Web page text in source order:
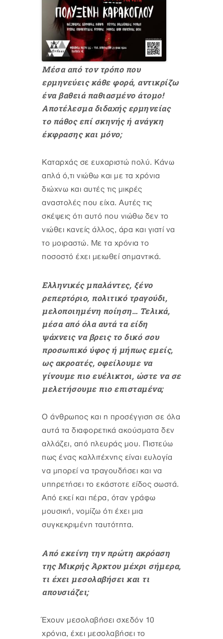
Μέσα από τον τρόπο που
ερμηνεύεις κάθε φορά, αντικρίζω
ένα βαθειά παθιασμένο άτομο!
Αποτέλεσμα διδαχής ερμηνείας
το πάθος επί σκηνής ή ανάγκη
έκφρασης και μόνο;
Καταρχάς σε ευχαριστώ πολύ. Κάνω
απλά ό,τι νιώθω και με τα χρόνια
διώχνω και αυτές τις μικρές
αναστολές που είχα. Αυτές τις
σκέψεις ότι αυτό που νιώθω δεν το
νιώθει κανείς άλλος, άρα και γιατί να
το μοιραστώ. Με τα χρόνια το
ποσοστό έχει μειωθεί σημαντικά.
Ελληνικές μπαλάντες, ξένο
ρεπερτόριο, πολιτικό τραγούδι,
μελοποιημένη ποίηση… Τελικά,
μέσα από όλα αυτά τα είδη
ψάχνεις να βρεις το δικό σου
προσωπικό ύφος ή μήπως εμείς,
ως ακροατές, οφείλουμε να
γίνουμε πιο ευέλικτοι, ώστε να σε
μελετήσουμε πιο επισταμένα;
Ο άνθρωπος και η προσέγγιση σε όλα
αυτά τα διαφορετικά ακούσματα δεν
αλλάζει, από πλευράς μου. Πιστεύω
πως ένας καλλιτέχνης είναι ευλογία
να μπορεί να τραγουδήσει και να
υπηρετήσει το εκάστοτε είδος σωστά.
Από εκεί και πέρα, όταν γράφω
μουσική, νομίζω ότι έχει μια
συγκεκριμένη ταυτότητα.
Από εκείνη την πρώτη ακρόαση
της Μικρής Άρκτου μέχρι σήμερα,
τι έχει μεσολαβήσει και τι
απουσιάζει;
Έχουν μεσολαβήσει σχεδόν 10
χρόνια, έχει μεσολαβήσει το